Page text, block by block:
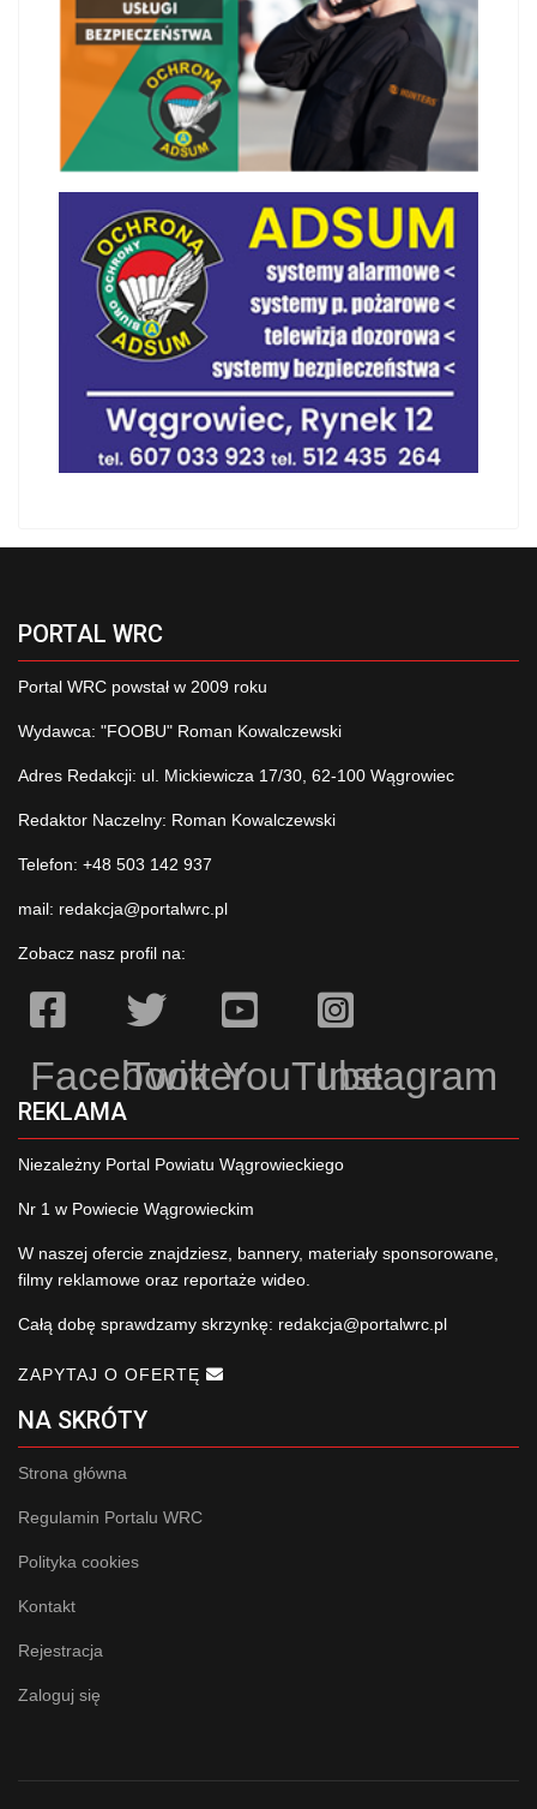
PORTAL WRC
Portal WRC powstał w 2009 roku
Wydawca: "FOOBU" Roman Kowalczewski
Adres Redakcji: ul. Mickiewicza 17/30, 62-100 Wągrowiec
Redaktor Naczelny: Roman Kowalczewski
Telefon: +48 503 142 937
mail: redakcja@portalwrc.pl
Zobacz nasz profil na:
Facebook
TwitterYouTubeInstagram
REKLAMA
Niezależny Portal Powiatu Wągrowieckiego
Nr 1 w Powiecie Wągrowieckim
W naszej ofercie znajdziesz, bannery, materiały sponsorowane,
filmy reklamowe oraz reportaże wideo.
Całą dobę sprawdzamy skrzynkę: redakcja@portalwrc.pl
ZAPYTAJ O OFERTĘ
NA SKRÓTY
Strona główna
Regulamin Portalu WRC
Polityka cookies
Kontakt
Rejestracja
Zaloguj się